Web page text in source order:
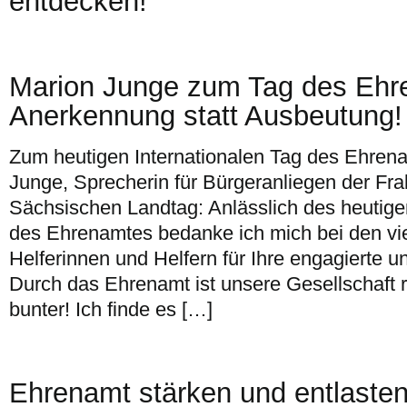
Marion Junge zum Tag des
Anerkennung statt Ausbeutung!
Zum heutigen Internationalen Tag des
Junge, Sprecherin für Bürgeranliegen der
Sächsischen Landtag: Anlässlich des
des Ehrenamtes bedanke ich mich bei den
Helferinnen und Helfern für Ihre engagierte
Durch das Ehrenamt ist unsere Gesellschaft
bunter! Ich finde es […]
Ehrenamt stärken und